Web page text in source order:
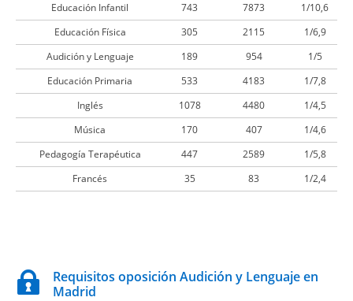
Educación Infantil 743 7873
1/10,6
Educación Física
305 2115
1/6,9
Audición y Lenguaje
189 954
1/5
Educación Primaria
533 4183
1/7,8
Inglés
1078 4480
1/4,5
Música
170 407
1/4,6
Pedagogía Terapéutica
447 2589
1/5,8
Francés
35 83 1/2,4
Requisitos oposición Audición y Lenguaje en
Madrid